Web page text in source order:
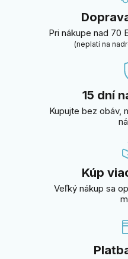
Pri nákupe nad 70
(neplatí na
15 dní
Kupujte bez obáv,
Kúp
Veľký nákup sa